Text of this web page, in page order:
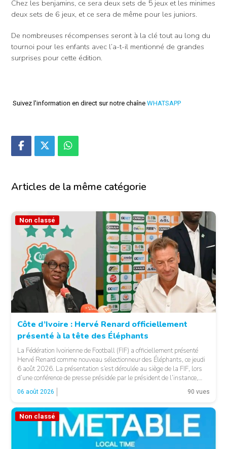
Chez les benjamins, ce sera deux sets de 5 jeux et les minimes
deux sets de 6 jeux, et ce sera de même pour les juniors.
De nombreuses récompenses seront à la clé tout au long du
tournoi pour les enfants avec l’a-t-il mentionné de grandes
surprises pour cette édition.
Suivez l'information en direct sur notre chaîne WHATSAPP
Articles de la même catégorie
© FIF
Non classé
Côte d’Ivoire : Hervé Renard officiellement
présenté à la tête des Éléphants
La Fédération Ivoirienne de Football (FIF) a officiellement présenté
Hervé Renard comme nouveau sélectionneur des Éléphants, ce jeudi
6 août 2026. La présentation s’est déroulée au siège de la FIF, lors
d’une conférence de presse présidée par le président de l’instance,
Yacine Idriss Diallo, en présence de plusieurs membres du Comité
exécutif. Cette nomination intervient […]
06 août 2026 90 vues
Non classé